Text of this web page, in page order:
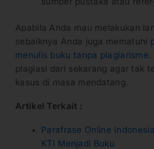
Apabila Anda mau melakukan
sebaiknya Anda juga mematuhi
menulis buku tanpa plagiarisme.
plagiasi dari sekarang agar tak
kasus di masa mendatang.
Artikel Terkait :
Parafrase Online
KTI Menjadi Buku